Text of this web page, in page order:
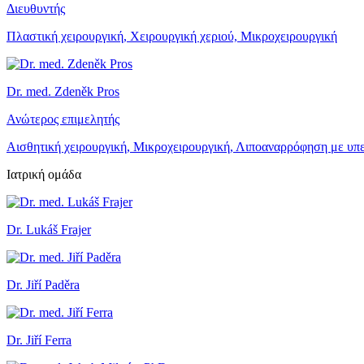
Διευθυντής
Πλαστική χειρουργική, Χειρουργική χεριού, Μικροχειρουργική
Dr. med. Zdeněk Pros
Ανώτερος επιμελητής
Αισθητική χειρουργική, Μικροχειρουργική, Λιποαναρρόφηση με
Ιατρική ομάδα
Dr. Lukáš Frajer
Dr. Jiří Paděra
Dr. Jiří Ferra